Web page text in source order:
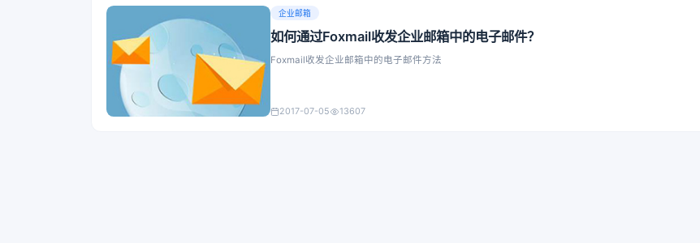
企业邮箱
如何通过Foxmail收发企业邮箱中的电子邮件？
Foxmail收发企业邮箱中的电子邮件方法
2017-07-05 13607